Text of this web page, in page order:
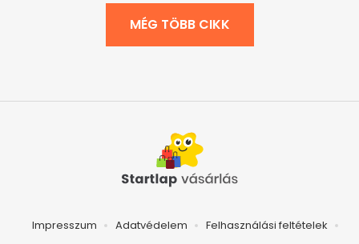
MÉG TÖBB CIKK
Impresszum Adatvédelem
Felhasználási feltételek